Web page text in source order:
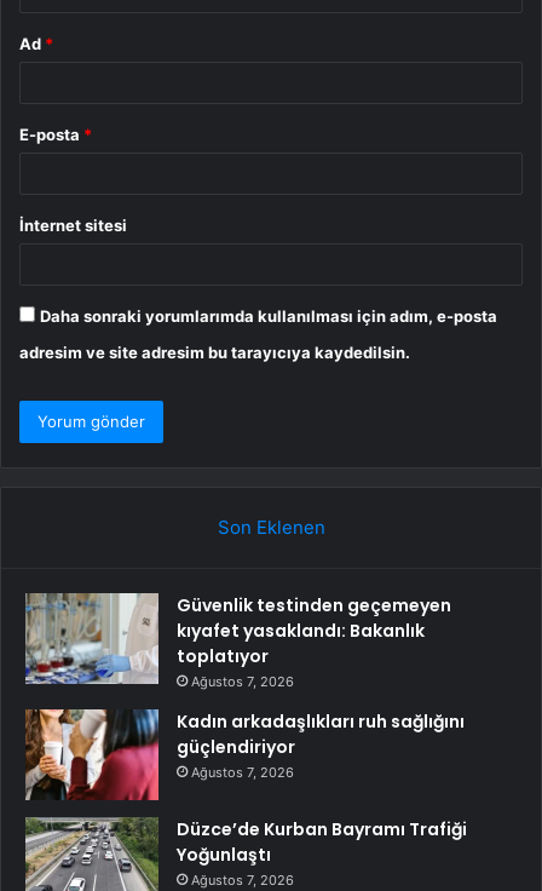
Ad *
E-posta *
İnternet sitesi
Daha sonraki yorumlarımda kullanılması için adım, e-posta
adresim ve site adresim bu tarayıcıya kaydedilsin.
Son Eklenen
Güvenlik testinden geçemeyen
kıyafet yasaklandı: Bakanlık
toplatıyor
Ağustos 7, 2026
Kadın arkadaşlıkları ruh sağlığını
güçlendiriyor
Ağustos 7, 2026
Düzce’de Kurban Bayramı Trafiği
Yoğunlaştı
Ağustos 7, 2026